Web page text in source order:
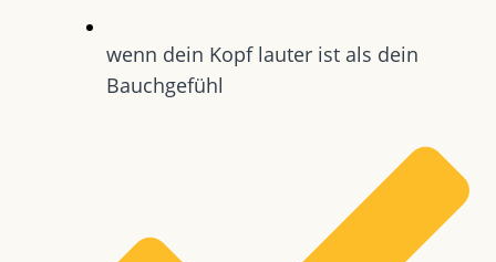
wenn dein Kopf lauter ist als dein
Bauchgefühl